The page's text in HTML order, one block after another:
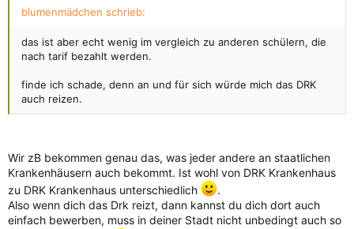
blumenmädchen schrieb:
das ist aber echt wenig im vergleich zu anderen schülern, die
nach tarif bezahlt werden.
finde ich schade, denn an und für sich würde mich das DRK
auch reizen.
Wir zB bekommen genau das, was jeder andere an staatlichen
Krankenhäusern auch bekommt. Ist wohl von DRK Krankenhaus
zu DRK Krankenhaus unterschiedlich
.
Also wenn dich das Drk reizt, dann kannst du dich dort auch
einfach bewerben, muss in deiner Stadt nicht unbedingt auch so